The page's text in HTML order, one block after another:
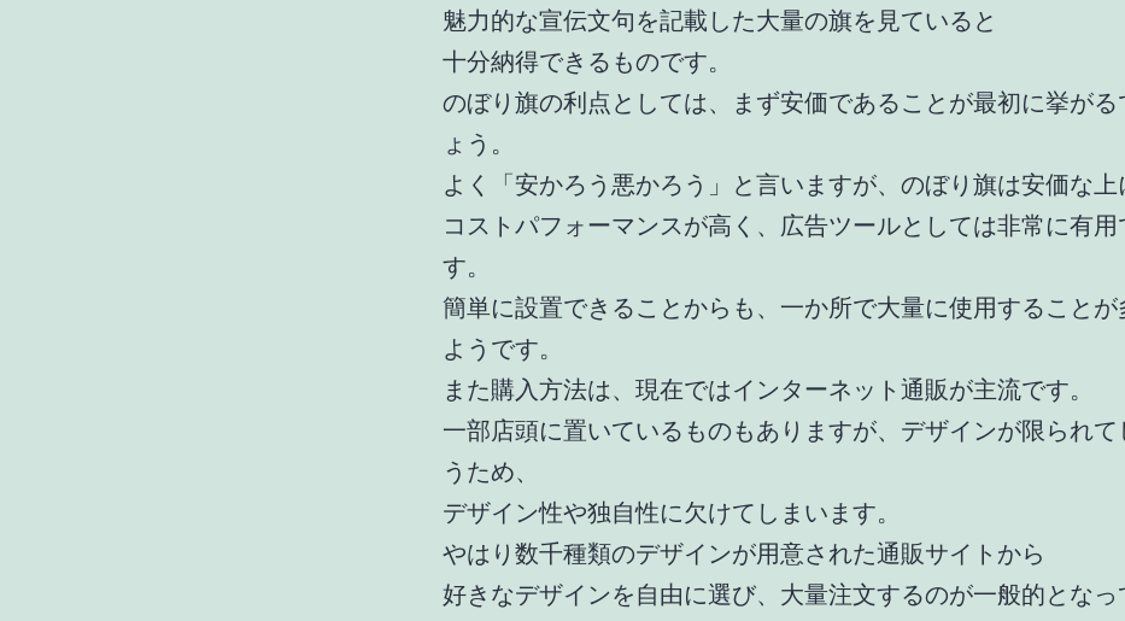
魅力的な宣伝文句を記載した大量の旗を見ていると
十分納得できるものです。
のぼり旗の利点としては、まず安価であることが最初に挙がる
ょう。
よく「安かろう悪かろう」と言いますが、のぼり旗は安価な上
コストパフォーマンスが高く、広告ツールとしては非常に有用
す。
簡単に設置できることからも、一か所で大量に使用することが
ようです。
また購入方法は、現在ではインターネット通販が主流です。
一部店頭に置いているものもありますが、デザインが限られて
うため、
デザイン性や独自性に欠けてしまいます。
やはり数千種類のデザインが用意された通販サイトから
好きなデザインを自由に選び、大量注文するのが一般的となっ